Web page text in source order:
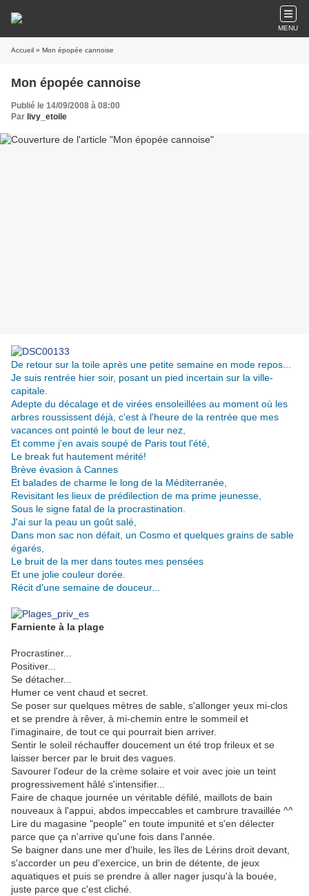
MENU
Accueil » Mon épopée cannoise
Mon épopée cannoise
Publié le 14/09/2008 à 08:00
Par livy_etoile
De retour sur la toile après une petite semaine en mode repos...
Je suis rentrée hier soir, posant un pied incertain sur la ville-
capitale.
Adepte du décalage et de virées ensoleillées au moment où les
arbres roussissent déjà, c'est à l'heure de la rentrée que mes
vacances ont pointé le bout de leur nez,
Et comme j'en avais soupé de Paris tout l'été,
Le break fut hautement mérité!
Brève évasion à Cannes
Et balades de charme le long de la Méditerranée,
Revisitant les lieux de prédilection de ma prime jeunesse,
Sous le signe fatal de la procrastination.
J'ai sur la peau un goût salé,
Dans mon sac non défait, un Cosmo et quelques grains de sable
égarés,
Le bruit de la mer dans toutes mes pensées
Et une jolie couleur dorée.
Récit d'une semaine de douceur...
Farniente à la plage
Procrastiner...
Positiver...
Se détacher...
Humer ce vent chaud et secret.
Se poser sur quelques mètres de sable, s'allonger yeux mi-clos
et se prendre à rêver, à mi-chemin entre le sommeil et
l'imaginaire, de tout ce qui pourrait bien arriver.
Sentir le soleil réchauffer doucement un été trop frileux et se
laisser bercer par le bruit des vagues.
Savourer l'odeur de la crème solaire et voir avec joie un teint
progressivement hâlé s'intensifier...
Faire de chaque journée un véritable défilé, maillots de bain
nouveaux à l'appui, abdos impeccables et cambrure travaillée ^^
Lire du magasine "people" en toute impunité et s'en délecter
parce que ça n'arrive qu'une fois dans l'année.
Se baigner dans une mer d'huile, les îles de Lérins droit devant,
s'accorder un peu d'exercice, un brin de détente, de jeux
aquatiques et puis se prendre à aller nager jusqu'à la bouée,
juste parce que c'est cliché.